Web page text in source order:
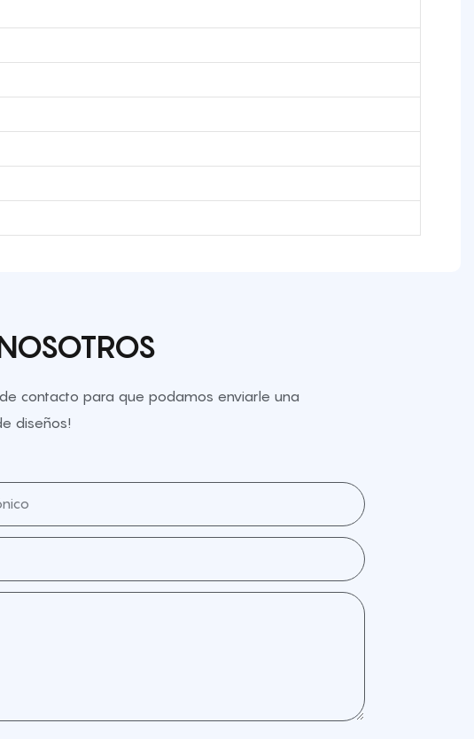
contacto para que podamos enviarle una
diseños!